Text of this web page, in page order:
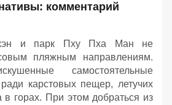
комментарий
и парк Пху Пха Ман не
пляжным направлениям.
самостоятельные
карстовых пещер, летучих
горах. При этом добраться из